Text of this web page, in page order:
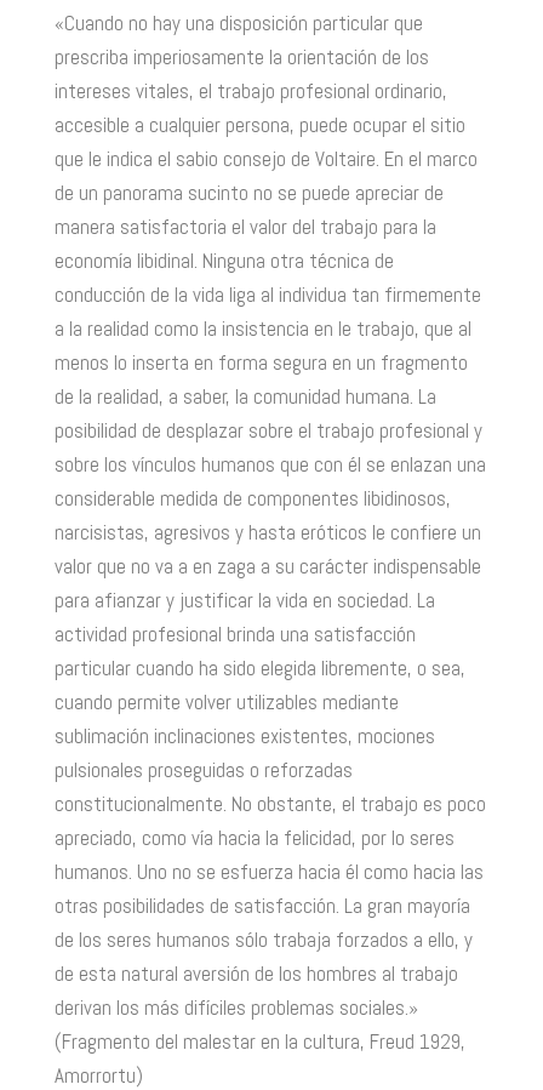
«Cuando no hay una disposición particular que
prescriba imperiosamente la orientación de los
intereses vitales, el trabajo profesional ordinario,
accesible a cualquier persona, puede ocupar el sitio
que le indica el sabio consejo de Voltaire. En el marco
de un panorama sucinto no se puede apreciar de
manera satisfactoria el valor del trabajo para la
economía libidinal. Ninguna otra técnica de
conducción de la vida liga al individua tan firmemente
a la realidad como la insistencia en le trabajo, que al
menos lo inserta en forma segura en un fragmento
de la realidad, a saber, la comunidad humana. La
posibilidad de desplazar sobre el trabajo profesional y
sobre los vínculos humanos que con él se enlazan una
considerable medida de componentes libidinosos,
narcisistas, agresivos y hasta eróticos le confiere un
valor que no va a en zaga a su carácter indispensable
para afianzar y justificar la vida en sociedad. La
actividad profesional brinda una satisfacción
particular cuando ha sido elegida libremente, o sea,
cuando permite volver utilizables mediante
sublimación inclinaciones existentes, mociones
pulsionales proseguidas o reforzadas
constitucionalmente. No obstante, el trabajo es poco
apreciado, como vía hacia la felicidad, por lo seres
humanos. Uno no se esfuerza hacia él como hacia las
otras posibilidades de satisfacción. La gran mayoría
de los seres humanos sólo trabaja forzados a ello, y
de esta natural aversión de los hombres al trabajo
derivan los más difíciles problemas sociales.»
(Fragmento del malestar en la cultura, Freud 1929,
Amorrortu)